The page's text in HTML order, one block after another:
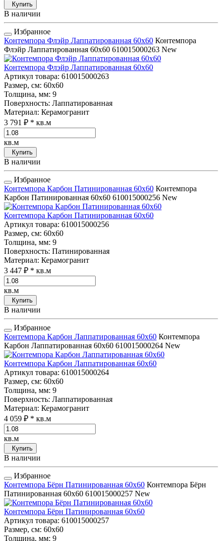
Купить
В наличии
Избранное
Контемпора Флэйр Лаппатированная 60x60 Контемпора
Флэйр Лаппатированная 60x60 610015000263 New
Контемпора Флэйр Лаппатированная 60x60
Артикул товара: 610015000263
Размер, см: 60x60
Толщина, мм: 9
Поверхность: Лаппатированная
Материал: Керамогранит
3 791 ₽ * кв.м
кв.м
Купить
В наличии
Избранное
Контемпора Карбон Патинированная 60x60 Контемпора
Карбон Патинированная 60x60 610015000256 New
Контемпора Карбон Патинированная 60x60
Артикул товара: 610015000256
Размер, см: 60x60
Толщина, мм: 9
Поверхность: Патинированная
Материал: Керамогранит
3 447 ₽ * кв.м
кв.м
Купить
В наличии
Избранное
Контемпора Карбон Лаппатированная 60x60 Контемпора
Карбон Лаппатированная 60x60 610015000264 New
Контемпора Карбон Лаппатированная 60x60
Артикул товара: 610015000264
Размер, см: 60x60
Толщина, мм: 9
Поверхность: Лаппатированная
Материал: Керамогранит
4 059 ₽ * кв.м
кв.м
Купить
В наличии
Избранное
Контемпора Бёрн Патинированная 60x60 Контемпора Бёрн
Патинированная 60x60 610015000257 New
Контемпора Бёрн Патинированная 60x60
Артикул товара: 610015000257
Размер, см: 60x60
Толщина, мм: 9